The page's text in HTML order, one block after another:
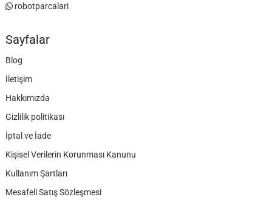
robotparcalari
Sayfalar
Blog
İletişim
Hakkımızda
Gizlilik politikası
İptal ve İade
Kişisel Verilerin Korunması Kanunu
Kullanım Şartları
Mesafeli Satış Sözleşmesi